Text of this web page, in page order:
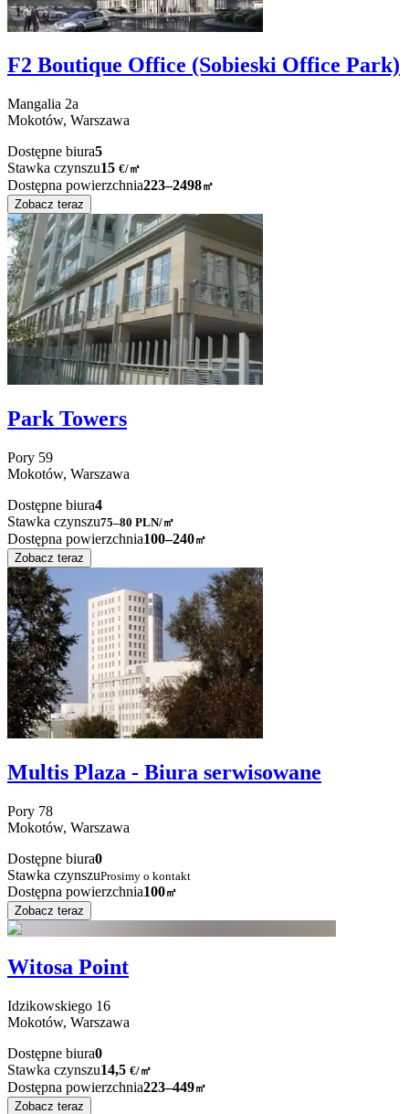
F2 Boutique Office (Sobieski Office Park)
Mangalia 2a
Mokotów, Warszawa
Dostępne biura5
Stawka czynszu15 €/㎡
Dostępna powierzchnia223–2498㎡
Zobacz teraz
Park Towers
Pory 59
Mokotów, Warszawa
Dostępne biura4
Stawka czynszu75–80 PLN/㎡
Dostępna powierzchnia100–240㎡
Zobacz teraz
Multis Plaza - Biura serwisowane
Pory 78
Mokotów, Warszawa
Dostępne biura0
Stawka czynszuProsimy o kontakt
Dostępna powierzchnia100㎡
Zobacz teraz
Witosa Point
Idzikowskiego 16
Mokotów, Warszawa
Dostępne biura0
Stawka czynszu14,5 €/㎡
Dostępna powierzchnia223–449㎡
Zobacz teraz